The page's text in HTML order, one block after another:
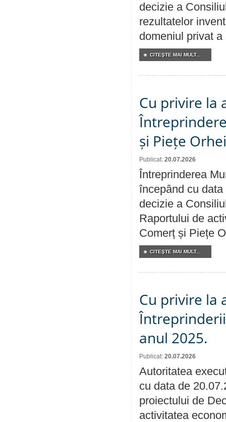
decizie a
rezultatelor
domeniul privat a
CITEŞTE MAI MULT...
Cu privire la
și Piețe
Publicat: 20.07.2026
Întreprinderea
începând cu
decizie a
Raportului de
Comerț și Piețe
CITEŞTE MAI MULT...
Cu privire la
anul 2025.
Publicat: 20.07.2026
Autoritatea
cu data de
proiectului de
activitatea